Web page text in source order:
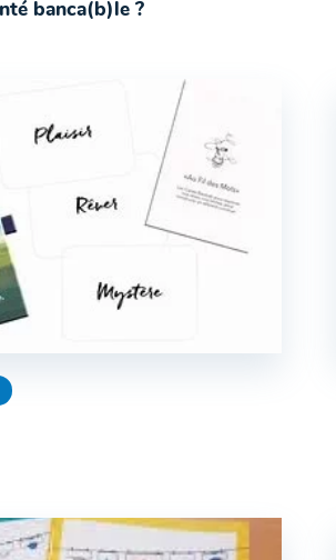
banca(b)le ?